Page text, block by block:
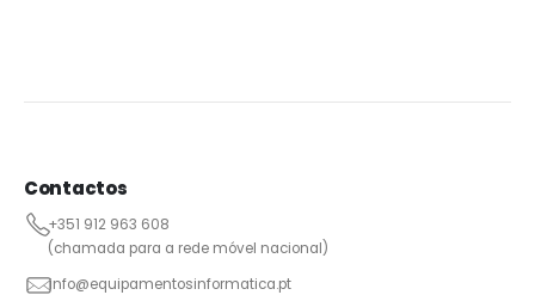
Contactos
+351 912 963 608
(chamada para a rede móvel nacional)
info@equipamentosinformatica.pt